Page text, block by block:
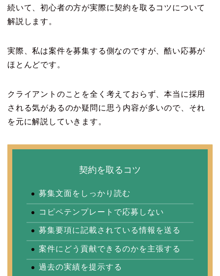
続いて、初心者の方が実際に契約を取るコツについて
解説します。
実際、私は案件を募集する側なのですが、酷い応募が
ほとんどです。
クライアントのことを全く考えておらず、本当に採用
される気があるのか疑問に思う内容が多いので、それ
を元に解説していきます。
契約を取るコツ
募集文面をしっかり読む
コピペテンプレートで応募しない
募集要項に記載されている情報を送る
案件にどう貢献できるのかを主張する
過去の実績を提示する